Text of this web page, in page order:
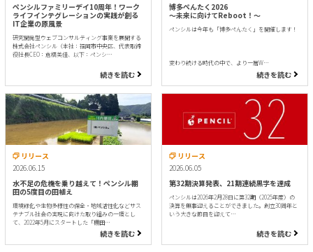
ペンシルファミリーデイ10周年！ワーク
ライフインテグレーションの実践が創る
IT企業の原風景
研究開発型ウェブコンサルティング事業を展開する
株式会社ペンシル（本社：福岡市中央区、代表取締
役社長CEO：倉橋美佳、以下：ペンシ…
続きを読む
博多ぺんたく2026
〜未来に向けてReboot！〜
ペンシルは今年も「博多ぺんたく」を開催します！
変わり続ける時代の中で、より一層W…
続きを読む
リリース
2026.06.15
水不足の危機を乗り越えて！ペンシル棚
田の5度目の田植え
環境緑化や生物多様性の保全・地域活性化などサス
テナブル社会の実現に向けた取り組みの一環とし
て、2022年5月にスタートした「棚田…
続きを読む
リリース
2026.06.05
第32期決算発表、21期連続黒字を達成
ペンシルは2026年2月28日に第32期（2025年度）の
決算を無事迎えることができました。創立30周年と
いう大きな節目を迎えて…
続きを読む